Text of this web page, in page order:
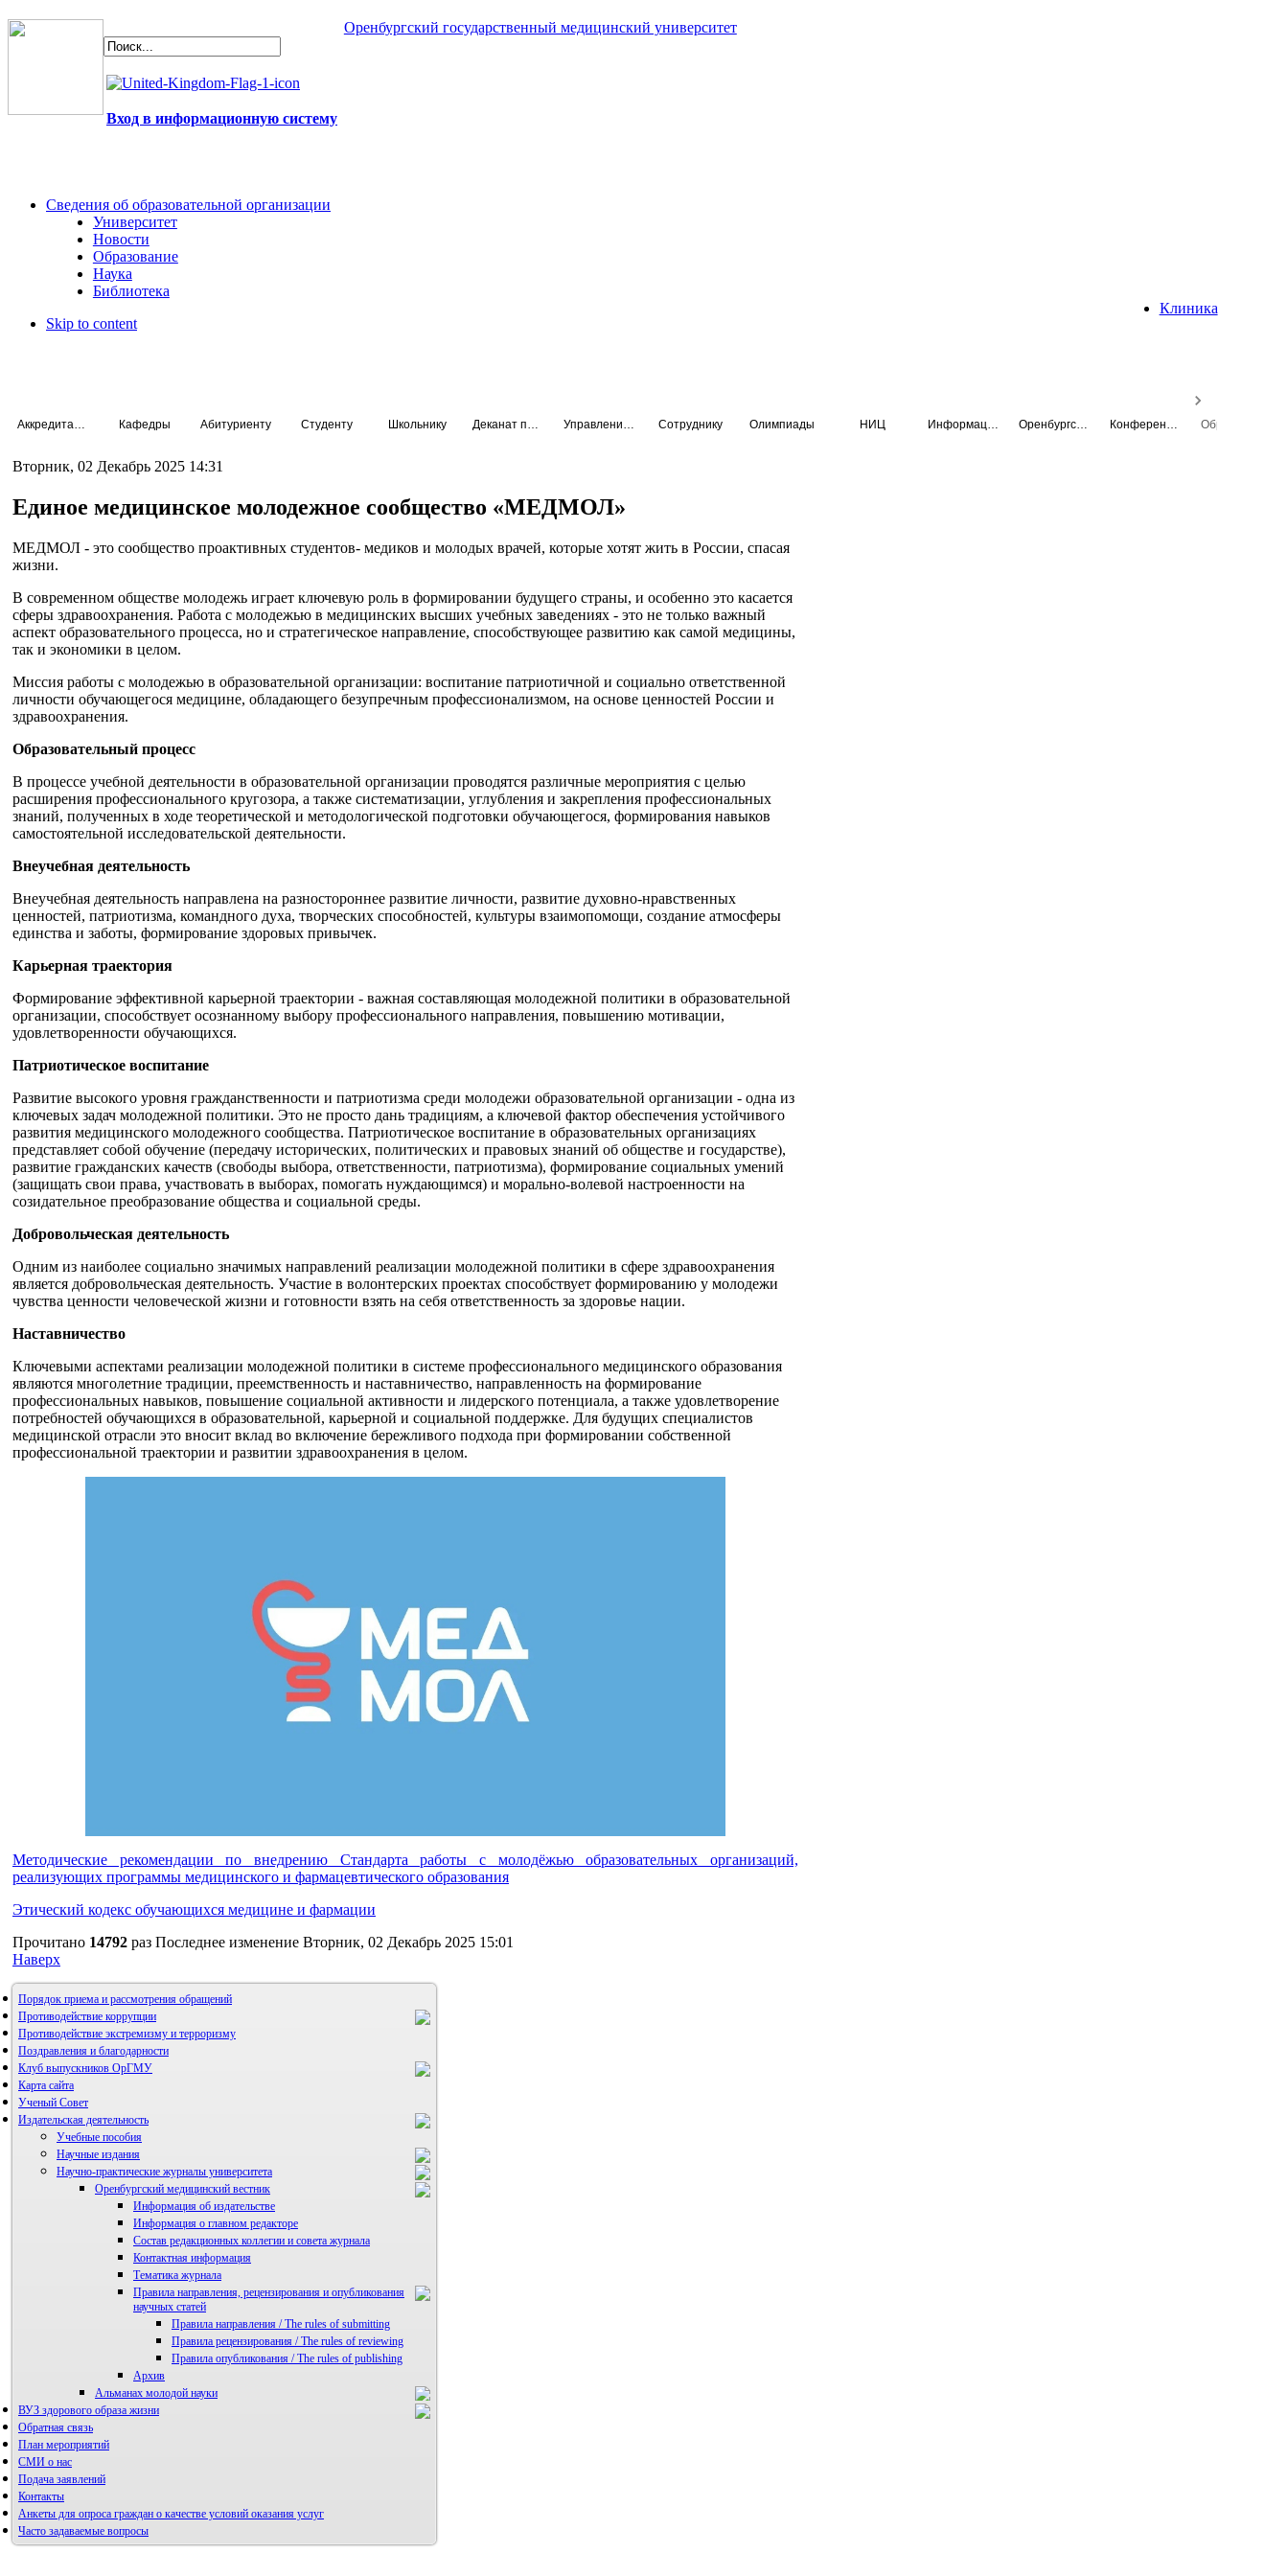
Оренбургский государственный медицинский университет
Вход в информационную систему
Сведения об образовательной организации
Университет
Новости
Образование
Наука
Библиотека
Клиника
Skip to content
Кафедры Абитуриенту Студенту Школьнику Сотруднику Олимпиады НИЦ
Вторник, 02 Декабрь 2025 14:31
Единое медицинское молодежное сообщество «МЕДМОЛ»
МЕДМОЛ - это сообщество проактивных студентов- медиков и молодых врачей, которые хотят жить в России, спасая
жизни.
В современном обществе молодежь играет ключевую роль в формировании будущего страны, и особенно это касается
сферы здравоохранения. Работа с молодежью в медицинских высших учебных заведениях - это не только важный
аспект образовательного процесса, но и стратегическое направление, способствующее развитию как самой медицины,
так и экономики в целом.
Миссия работы с молодежью в образовательной организации: воспитание патриотичной и социально ответственной
личности обучающегося медицине, обладающего безупречным профессионализмом, на основе ценностей России и
здравоохранения.
Образовательный процесс
В процессе учебной деятельности в образовательной организации проводятся различные мероприятия с целью
расширения профессионального кругозора, а также систематизации, углубления и закрепления профессиональных
знаний, полученных в ходе теоретической и методологической подготовки обучающегося, формирования навыков
самостоятельной исследовательской деятельности.
Внеучебная деятельность
Внеучебная деятельность направлена на разностороннее развитие личности, развитие духовно-нравственных
ценностей, патриотизма, командного духа, творческих способностей, культуры взаимопомощи, создание атмосферы
единства и заботы, формирование здоровых привычек.
Карьерная траектория
Формирование эффективной карьерной траектории - важная составляющая молодежной политики в образовательной
организации, способствует осознанному выбору профессионального направления, повышению мотивации,
удовлетворенности обучающихся.
Патриотическое воспитание
Развитие высокого уровня гражданственности и патриотизма среди молодежи образовательной организации - одна из
ключевых задач молодежной политики. Это не просто дань традициям, а ключевой фактор обеспечения устойчивого
развития медицинского молодежного сообщества. Патриотическое воспитание в образовательных организациях
представляет собой обучение (передачу исторических, политических и правовых знаний об обществе и государстве),
развитие гражданских качеств (свободы выбора, ответственности, патриотизма), формирование социальных умений
(защищать свои права, участвовать в выборах, помогать нуждающимся) и морально-волевой настроенности на
созидательное преобразование общества и социальной среды.
Добровольческая деятельность
Одним из наиболее социально значимых направлений реализации молодежной политики в сфере здравоохранения
является добровольческая деятельность. Участие в волонтерских проектах способствует формированию у молодежи
чувства ценности человеческой жизни и готовности взять на себя ответственность за здоровье нации.
Наставничество
Ключевыми аспектами реализации молодежной политики в системе профессионального медицинского образования
являются многолетние традиции, преемственность и наставничество, направленность на формирование
профессиональных навыков, повышение социальной активности и лидерского потенциала, а также удовлетворение
потребностей обучающихся в образовательной, карьерной и социальной поддержке. Для будущих специалистов
медицинской отрасли это вносит вклад во включение бережливого подхода при формировании собственной
профессиональной траектории и развитии здравоохранения в целом.
Методические рекомендации по внедрению Стандарта работы с молодёжью образовательных организаций,
реализующих программы медицинского и фармацевтического образования
Этический кодекс обучающихся медицине и фармации
Прочитано 14792 раз Последнее изменение Вторник, 02 Декабрь 2025 15:01
Наверх
Порядок приема и рассмотрения обращений
Противодействие коррупции
Противодействие экстремизму и терроризму
Поздравления и благодарности
Клуб выпускников ОрГМУ
Карта сайта
Ученый Совет
Издательская деятельность
Учебные пособия
Научные издания
Научно-практические журналы университета
Оренбургский медицинский вестник
Информация об издательстве
Информация о главном редакторе
Состав редакционных коллегии и совета журнала
Контактная информация
Тематика журнала
Правила направления, рецензирования и опубликования
научных статей
Правила направления / The rules of submitting
Правила рецензирования / The rules of reviewing
Правила опубликования / The rules of publishing
Архив
Альманах молодой науки
Редакция журнала
ВУЗ здорового образа жизни
Фотогалерея
Обратная связь
План мероприятий
СМИ о нас
Подача заявлений
Контакты
Анкеты для опроса граждан о качестве условий оказания услуг
Часто задаваемые вопросы